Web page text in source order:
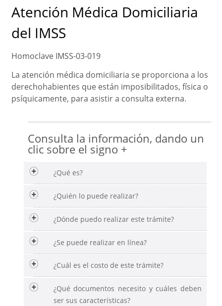
Atención Médica Domiciliaria
del IMSS
Homoclave IMSS-03-019
La atención médica domiciliaria se proporciona a los
derechohabientes que están imposibilitados, física o
psíquicamente, para asistir a consulta externa.
Consulta la información, dando un
clic sobre el signo +
¿Qué es?
¿Quién lo puede realizar?
¿Dónde puedo realizar este trámite?
¿Se puede realizar en línea?
¿Cuál es el costo de este trámite?
¿Qué documentos necesito y cuáles deben
ser sus características?